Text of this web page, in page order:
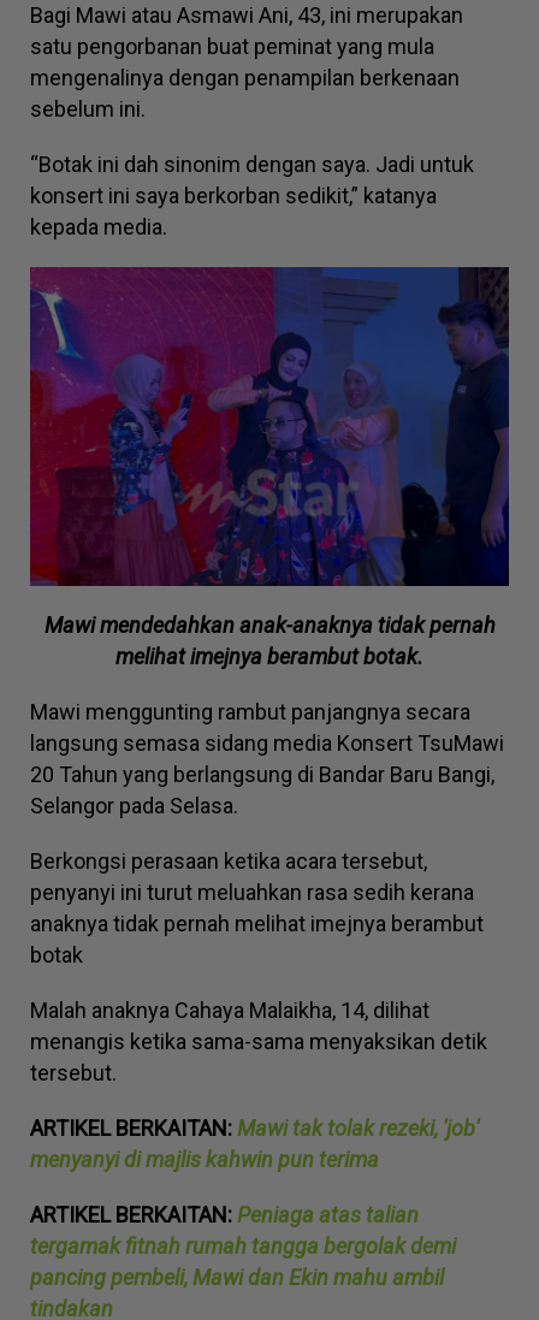
Bagi Mawi atau Asmawi Ani, 43, ini merupakan
satu pengorbanan buat peminat yang mula
mengenalinya dengan penampilan berkenaan
sebelum ini.
“Botak ini dah sinonim dengan saya. Jadi untuk
konsert ini saya berkorban sedikit,” katanya
kepada media.
Mawi mendedahkan anak-anaknya tidak pernah
melihat imejnya berambut botak.
Mawi menggunting rambut panjangnya secara
langsung semasa sidang media Konsert TsuMawi
20 Tahun yang berlangsung di Bandar Baru Bangi,
Selangor pada Selasa.
Berkongsi perasaan ketika acara tersebut,
penyanyi ini turut meluahkan rasa sedih kerana
anaknya tidak pernah melihat imejnya berambut
botak
Malah anaknya Cahaya Malaikha, 14, dilihat
menangis ketika sama-sama menyaksikan detik
tersebut.
ARTIKEL BERKAITAN:Mawi tak tolak rezeki, 'job'
menyanyi di majlis kahwin pun terima
ARTIKEL BERKAITAN:Peniaga atas talian
tergamak fitnah rumah tangga bergolak demi
pancing pembeli, Mawi dan Ekin mahu ambil
tindakan